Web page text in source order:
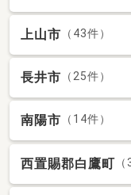
上山市 （43件）
長井市 （25件）
南陽市 （14件）
西置賜郡白鷹町